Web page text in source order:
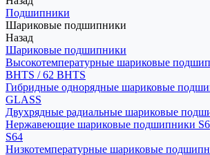
Подшипники
Шариковые подшипники
Назад
Шариковые подшипники
Высокотемпературные шариковые
BHTS / 62 BHTS
Гибридные однорядные шариковые
GLASS
Двухрядные радиальные шариковые
Нержавеющие шариковые подшипники
S64
Низкотемпературные шариковые